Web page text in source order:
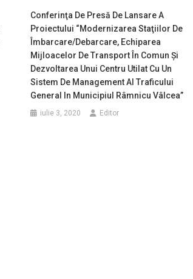
Conferinţa De Presă De Lansare A
Proiectului “Modernizarea Staţiilor De
Îmbarcare/debarcare, Echiparea
Mijloacelor De Transport În Comun Şi
Dezvoltarea Unui Centru Utilat Cu Un
Sistem De Management Al Traficului
General In Municipiul Râmnicu Vâlcea”
iulie 3, 2020 Editor